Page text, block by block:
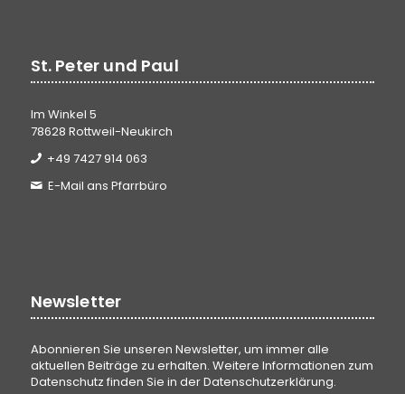
St. Peter und Paul
Im Winkel 5
78628 Rottweil-Neukirch
+49 7427 914 063
E-Mail ans Pfarrbüro
Newsletter
Abonnieren Sie unseren Newsletter, um immer alle
aktuellen Beiträge zu erhalten. Weitere Informationen zum
Datenschutz finden Sie in derDatenschutzerklärung.